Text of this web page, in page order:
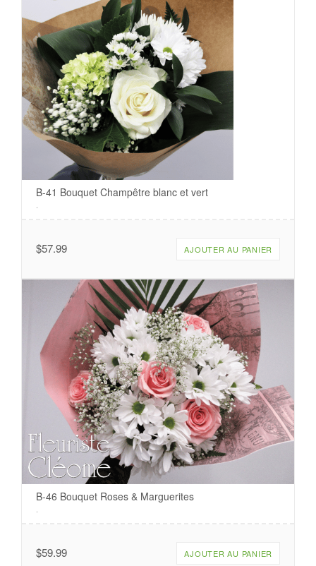
B-41 Bouquet Champêtre blanc et vert
$57.99 AJOUTER AU PANIER
B-46 Bouquet Roses & Marguerites
$59.99 AJOUTER AU PANIER